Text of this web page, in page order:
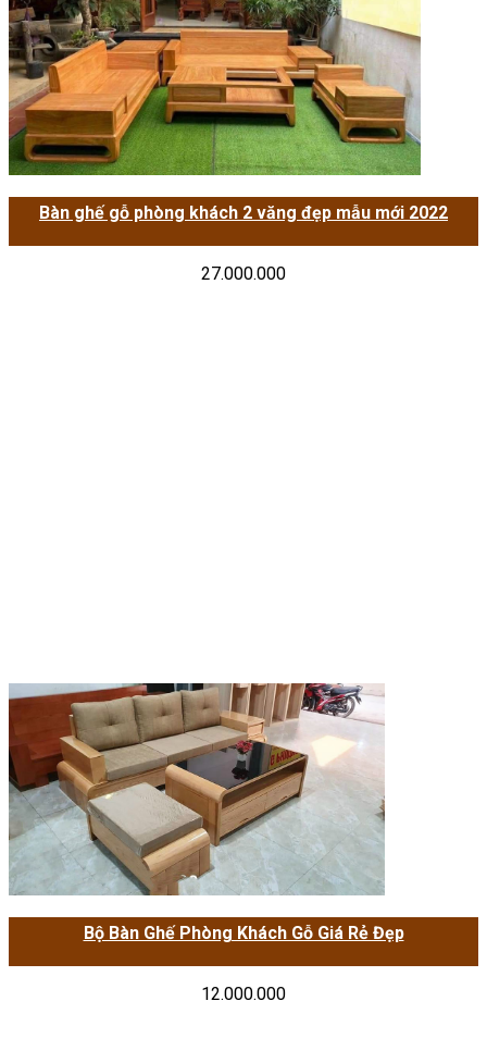
Bàn ghế gỗ phòng khách 2 văng đẹp mẫu mới 2022
27.000.000
Bộ Bàn Ghế Phòng Khách Gỗ Giá Rẻ Đẹp
12.000.000